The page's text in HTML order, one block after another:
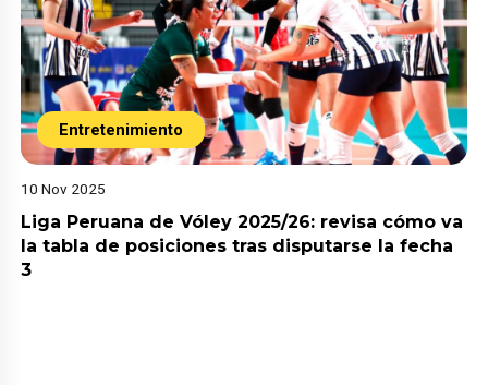
Entretenimiento
10 Nov 2025
Liga Peruana de Vóley 2025/26: revisa cómo va
la tabla de posiciones tras disputarse la fecha
3